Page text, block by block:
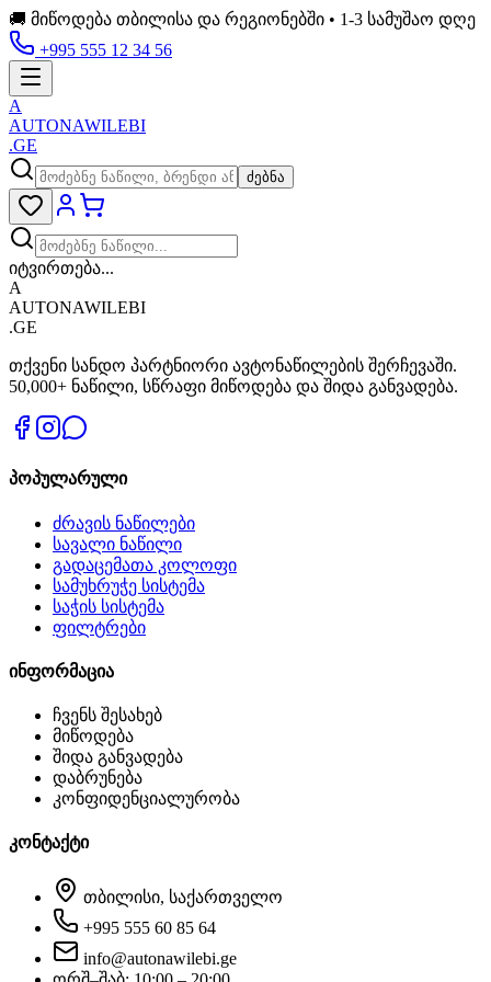
🚚 მიწოდება თბილისა და რეგიონებში • 1-3 სამუშაო დღე
+995 555 12 34 56
A
AUTONAWILEBI
.GE
ძებნა
იტვირთება...
A
AUTONAWILEBI
.GE
თქვენი სანდო პარტნიორი ავტონაწილების შერჩევაში.
50,000+ ნაწილი, სწრაფი მიწოდება და შიდა განვადება.
პოპულარული
ძრავის ნაწილები
სავალი ნაწილი
გადაცემათა კოლოფი
სამუხრუჭე სისტემა
საჭის სისტემა
ფილტრები
ინფორმაცია
ჩვენს შესახებ
მიწოდება
შიდა განვადება
დაბრუნება
კონფიდენციალურობა
კონტაქტი
თბილისი, საქართველო
+995 555 60 85 64
info@autonawilebi.ge